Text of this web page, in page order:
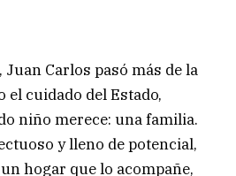
Juan Carlos pasó más de la
el cuidado del Estado,
niño merece: una familia.
y lleno de potencial,
hogar que lo acompañe,